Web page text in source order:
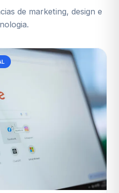
de marketing, design e